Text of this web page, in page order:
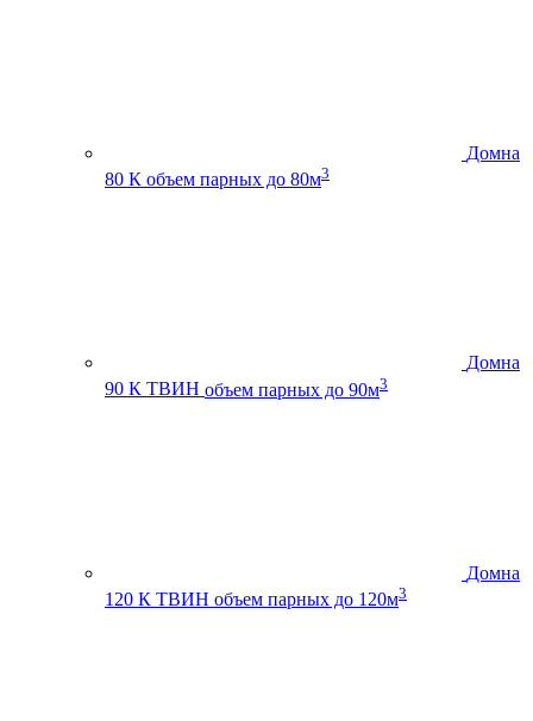
Домна
80 К объем парных до 80м3
Домна
90 К ТВИН объем парных до 90м3
Домна
120 К ТВИН объем парных до 120м3